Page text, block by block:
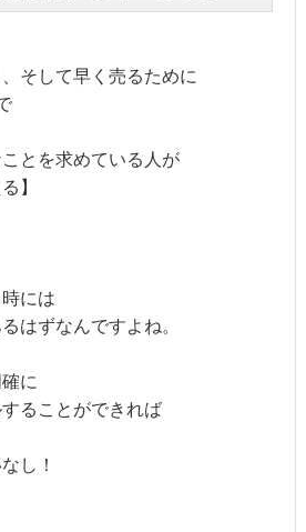
そして早く売るために
ことを求めている人が
】
には
はずなんですよね。
に
ることができれば
し！